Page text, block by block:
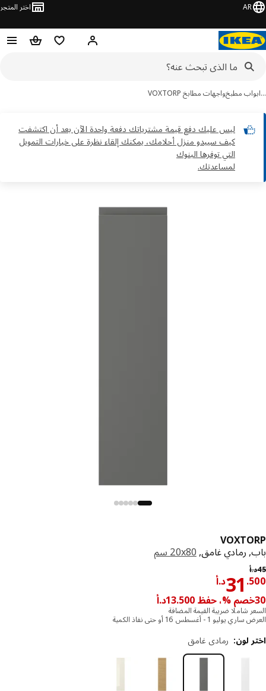
AR اختر المتجر
مرحباً! تسجيل الدخول
قائمه التسوقحقيبة تسوق
مطبخواجهات مطابخ VOXTORP
ليس عليك دفع قيمة مشترياتك دفعة واحدة الآن بعد أن اكتشفت
كيف سيبدو منزل أحلامك، يمكنك إلقاء نظرة على خيارات التمويل
التي توفرها البنوك
لمساعدتك.
رمادي غامق,‎20x80 سم‏
السعر السابق د.أ 45
د.أ31. د.أ 31.500
شاملا ضريبة القيمة المضافة
1 - أغسطس 16 أو حتى نفاذ الكمية
لون: رمادي غامق